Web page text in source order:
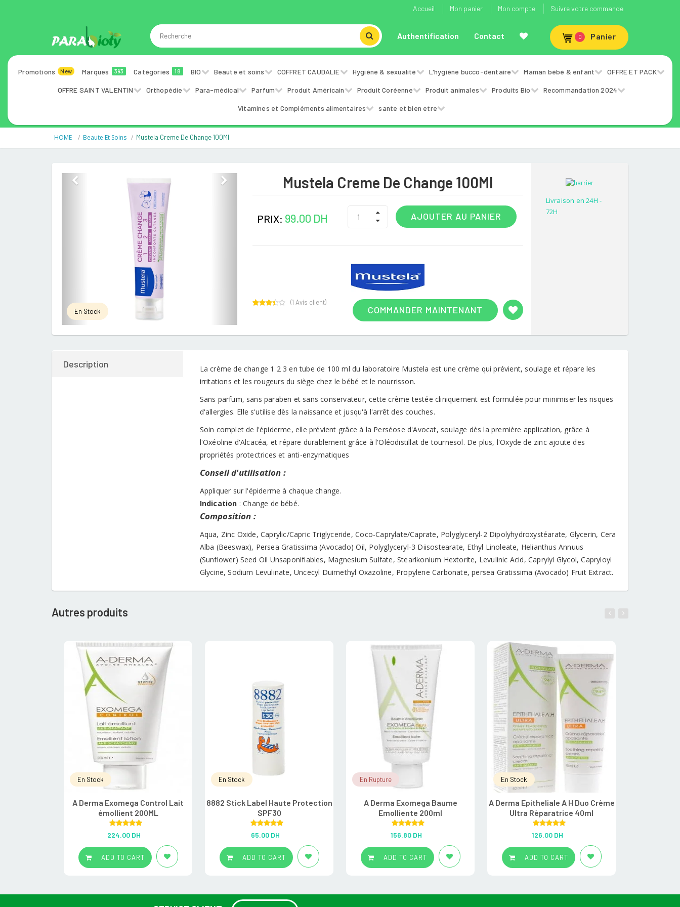
Accueil Mon panier Mon compte Suivre votre commande
Authentification Contact 0 Panier
Promotions New Marques 393 Catégories 18 BIO Beaute et soins COFFRET CAUDALIE Hygiène & sexualité L'hygiène bucco-dentaire Maman bébé & enfant OFFRE ET PACK
OFFRE SAINT VALENTIN Orthopédie Para-médical Parfum Produit Américain Produit Coréenne Produit animales Produits Bio Recommandation 2024
Vitamines et Compléments alimentaires sante et bien etre
HOME Beaute Et Soins Mustela Creme De Change 100Ml
Previous
En Stock
Mustela Creme De Change 100Ml
PRIX: 99.00 DH AJOUTER AU PANIER
COMMANDER MAINTENANT
5
(1 Avis client)
Livraison en 24H -
72H
Description
La crème de change 1 2 3 en tube de 100 ml du laboratoire Mustela est une crème qui prévient, soulage et répare les
irritations et les rougeurs du siège chez le bébé et le nourrisson.
Sans parfum, sans paraben et sans conservateur, cette crème testée cliniquement est formulée pour minimiser les risques
d'allergies. Elle s'utilise dès la naissance et jusqu'à l'arrêt des couches.
Soin complet de l'épiderme, elle prévient grâce à la Perséose d'Avocat, soulage dès la première application, grâce à
l'Oxéoline d'Alcacéa, et répare durablement grâce à l'Oléodistillat de tournesol. De plus, l'Oxyde de zinc ajoute des
propriétés protectrices et anti-enzymatiques
Conseil d'utilisation :
Appliquer sur l'épiderme à chaque change.
Indication : Change de bébé.
Composition :
Aqua, Zinc Oxide, Caprylic/Capric Triglyceride, Coco-Caprylate/Caprate, Polyglyceryl-2 Dipolyhydroxystéarate, Glycerin, Cera
Alba (Beeswax), Persea Gratissima (Avocado) Oil, Polyglyceryl-3 Diisostearate, Ethyl Linoleate, Helianthus Annuus
(Sunflower) Seed Oil Unsaponifiables, Magnesium Sulfate, Stearlkonium Hextorite, Levulinic Acid, Caprylyl Glycol, Capryloyl
Glycine, Sodium Levulinate, Uncecyl Duimethyl Oxazoline, Propylene Carbonate, persea Gratissima (Avocado) Fruit Extract.
Autres produits
En Stock
A Derma Exomega Control Lait
émollient 200ML
Rated 5.00
out of 5
224.00 DH
ADD TO CART
En Stock
8882 Stick Label Haute Protection
SPF30
Rated5.00
out of 5
65.00 DH
ADD TO CART
En Rupture
A Derma Exomega Baume
Emolliente 200ml
Rated 5.00
out of 5
156.80 DH
ADD TO CART
En Stock
A Derma Epitheliale A H Duo Crème
Ultra Rèparatrice 40ml
Rated 5.00
out of 5
126.00 DH
ADD TO CART